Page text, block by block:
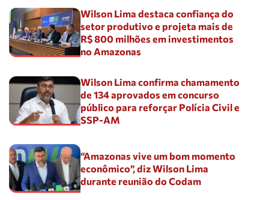
Wilson Lima destaca confiança do
setor produtivo e projeta mais de
R$ 800 milhões em investimentos
no Amazonas
Wilson Lima confirma chamamento
de 134 aprovados em concurso
público para reforçar Polícia Civil e
SSP-AM
“Amazonas vive um bom momento
econômico”, diz Wilson Lima
durante reunião do Codam